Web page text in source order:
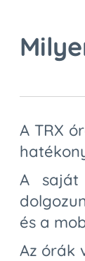
A TRX
A saját
és a
Az órák